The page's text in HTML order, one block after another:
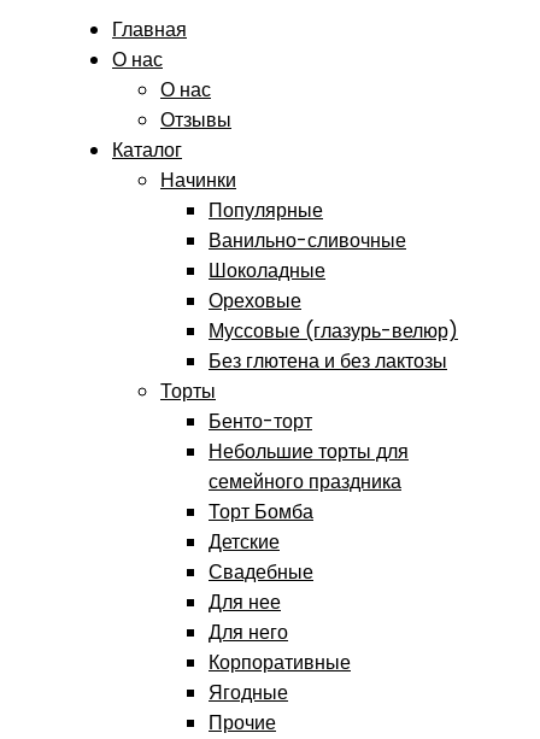
Главная
О нас
О нас
Отзывы
Каталог
Начинки
Популярные
Ванильно-сливочные
Шоколадные
Ореховые
Муссовые (глазурь-велюр)
Без глютена и без лактозы
Торты
Бенто-торт
Небольшие торты для
семейного праздника
Торт Бомба
Детские
Свадебные
Для нее
Для него
Корпоративные
Ягодные
Прочие